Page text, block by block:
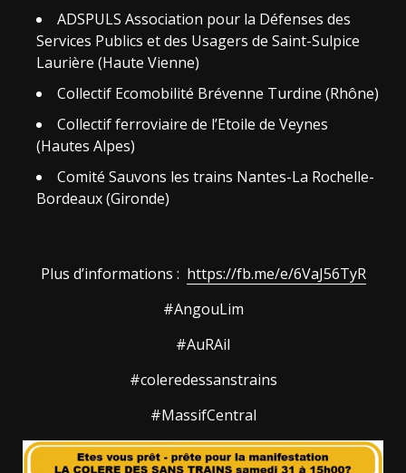
ADSPULS Association pour la Défenses des
Services Publics et des Usagers de Saint-Sulpice
Laurière (Haute Vienne)
Collectif Ecomobilité Brévenne Turdine (Rhône)
Collectif ferroviaire de l’Etoile de Veynes
(Hautes Alpes)
Comité Sauvons les trains Nantes-La Rochelle-
Bordeaux (Gironde)
Plus d’informations : https://fb.me/e/6VaJ56TyR
#AngouLim
#AuRAil
#coleredessanstrains
#MassifCentral